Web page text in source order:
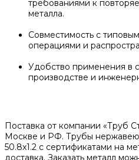
требованиями к
металла.
Совместимость с
операциями и
Удобство применения в
производстве и
Поставка от компании «Труб
Москве и РФ. Трубы
50.8x1.2 с сертификатами на
доставка. Заказать металл